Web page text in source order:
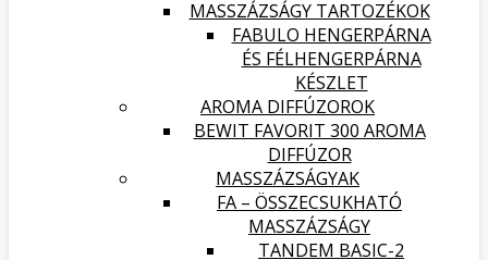
MASSZÁZSÁGY TARTOZÉKOK
FABULO HENGERPÁRNA
ÉS FÉLHENGERPÁRNA
KÉSZLET
AROMA DIFFÚZOROK
BEWIT FAVORIT 300 AROMA
DIFFÚZOR
MASSZÁZSÁGYAK
FA – ÖSSZECSUKHATÓ
MASSZÁZSÁGY
TANDEM BASIC-2